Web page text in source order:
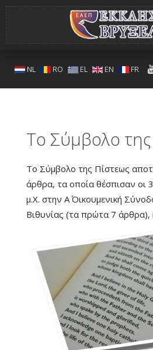
NL RO EL EN FR
Το Σύμβολο της
Το Σύμβολο της Πίστεως
άρθρα, τα οποία θέσπισαν οι
μ.Χ. στην Α΄ Οικουμενική
Βιθυνίας (τα πρώτα 7 άρθρα),